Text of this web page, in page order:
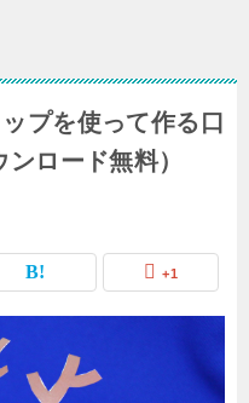
プを使って作る口
ロード無料）
+1